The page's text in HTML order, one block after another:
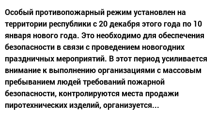
Особый противопожарный режим установлен на
территории республики с 20 декабря этого года по 10
января нового года. Это необходимо для обеспечения
безопасности в связи с проведением новогодних
праздничных мероприятий. В этот период усиливается
внимание к выполнению организациями с массовым
пребыванием людей требований пожарной
безопасности, контролируются места продажи
пиротехнических изделий, организуется...